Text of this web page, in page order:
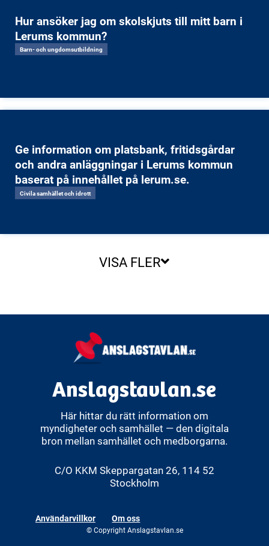
Hur ansöker jag om skolskjuts till mitt barn i
Lerums kommun?
Barn- och ungdomsutbildning
Ge information om platsbank, fritidsgårdar
och andra anläggningar i Lerums kommun
baserat på innehållet på lerum.se.
Civila samhället och idrott
VISA FLER
Anslagstavlan.se
Här hittar du rätt information om
myndigheter och samhället — den digitala
bron mellan samhället och medborgarna.
C/O KKM Skeppargatan 26, 114 52
Stockholm
Användarvillkor Om oss
© Copyright Anslagstavlan.se